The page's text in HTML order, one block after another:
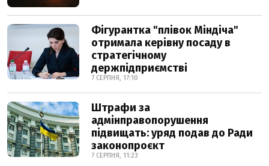
Фігурантка "плівок Міндіча"
отримала керівну посаду в
стратегічному
держпідприємстві
7 СЕРПНЯ, 17:10
Штрафи за
адмінправопорушення
підвищать: уряд подав до Ради
законопроєкт
7 СЕРПНЯ, 11:23